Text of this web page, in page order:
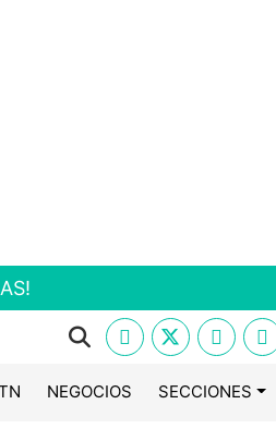
NEGOCIOS SECCIONES